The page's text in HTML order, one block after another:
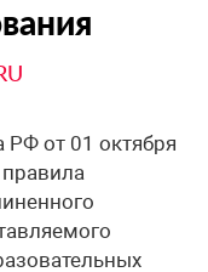
РФ от 01 октября